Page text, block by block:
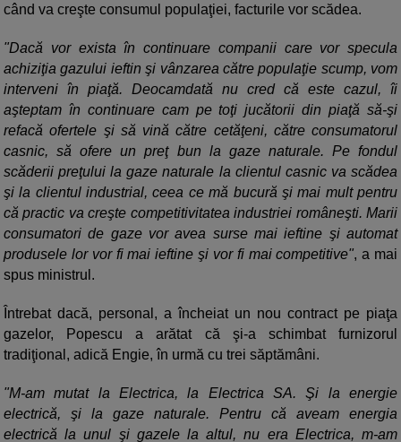
când va creşte consumul populaţiei, facturile vor scădea.
"Dacă vor exista în continuare companii care vor specula
achiziţia gazului ieftin şi vânzarea către populaţie scump, vom
interveni în piaţă. Deocamdată nu cred că este cazul, îi
aşteptam în continuare cam pe toţi jucătorii din piaţă să-şi
refacă ofertele şi să vină către cetăţeni, către consumatorul
casnic, să ofere un preţ bun la gaze naturale. Pe fondul
scăderii preţului la gaze naturale la clientul casnic va scădea
şi la clientul industrial, ceea ce mă bucură şi mai mult pentru
că practic va creşte competitivitatea industriei româneşti. Marii
consumatori de gaze vor avea surse mai ieftine şi automat
produsele lor vor fi mai ieftine şi vor fi mai competitive", a mai
spus ministrul.
Întrebat dacă, personal, a încheiat un nou contract pe piaţa
gazelor, Popescu a arătat că şi-a schimbat furnizorul
tradiţional, adică Engie, în urmă cu trei săptămâni.
"M-am mutat la Electrica, la Electrica SA. Şi la energie
electrică, şi la gaze naturale. Pentru că aveam energia
electrică la unul şi gazele la altul, nu era Electrica, m-am